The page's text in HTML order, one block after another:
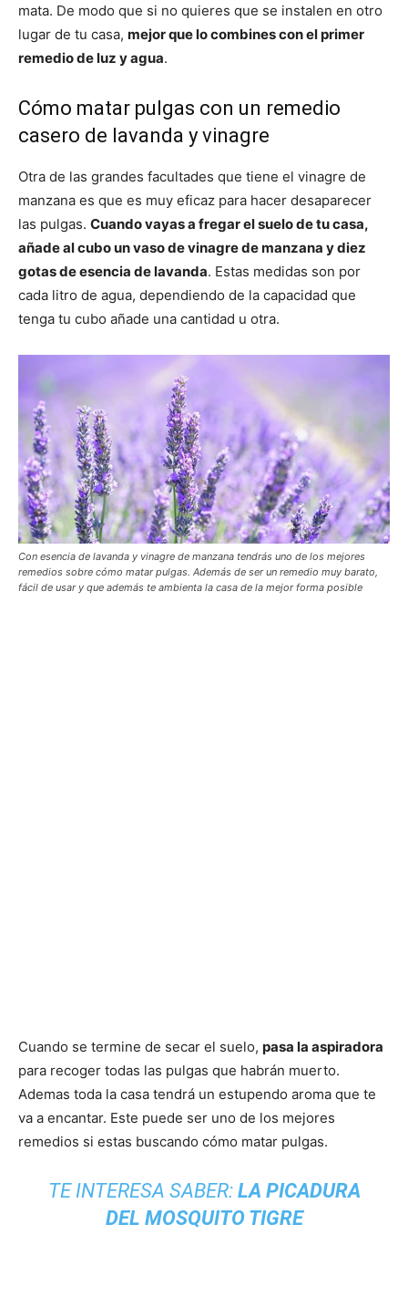
mata. De modo que si no quieres que se instalen en otro
lugar de tu casa, mejor que lo combines con el primer
remedio de luz y agua.
Cómo matar pulgas con un remedio
casero de lavanda y vinagre
Otra de las grandes facultades que tiene el vinagre de
manzana es que es muy eficaz para hacer desaparecer
las pulgas. Cuando vayas a fregar el suelo de tu casa,
añade al cubo un vaso de vinagre de manzana y diez
gotas de esencia de lavanda. Estas medidas son por
cada litro de agua, dependiendo de la capacidad que
tenga tu cubo añade una cantidad u otra.
Con esencia de lavanda y vinagre de manzana tendrás uno de los mejores
remedios sobre cómo matar pulgas. Además de ser un remedio muy barato,
fácil de usar y que además te ambienta la casa de la mejor forma posible
Cuando se termine de secar el suelo, pasa la aspiradora
para recoger todas las pulgas que habrán muerto.
Ademas toda la casa tendrá un estupendo aroma que te
va a encantar. Este puede ser uno de los mejores
remedios si estas buscando cómo matar pulgas.
TE INTERESA SABER: LA PICADURA
DEL MOSQUITO TIGRE